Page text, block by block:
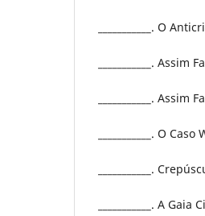
___________. O
___________.
___________.
___________. O
___________.
___________. A